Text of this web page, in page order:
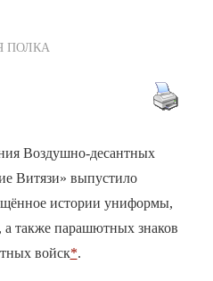
Редакции
ПОЛКА
Воздушно-десантных
Витязи» выпустило
истории униформы,
а также парашютных знаков
войск*.